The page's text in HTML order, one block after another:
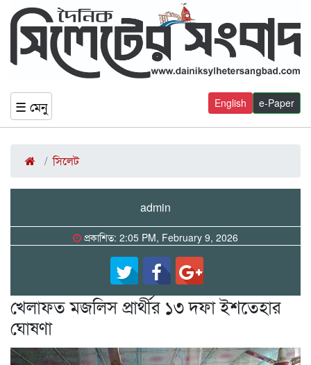
☰ মেনু e-Paper
English
সিলেট
admin
প্রকাশিত: 2:05 PM, February 9, 2026
খেলাফত মজলিস প্রার্থীর ১৩ দফা ইশতেহার
ঘোষণা